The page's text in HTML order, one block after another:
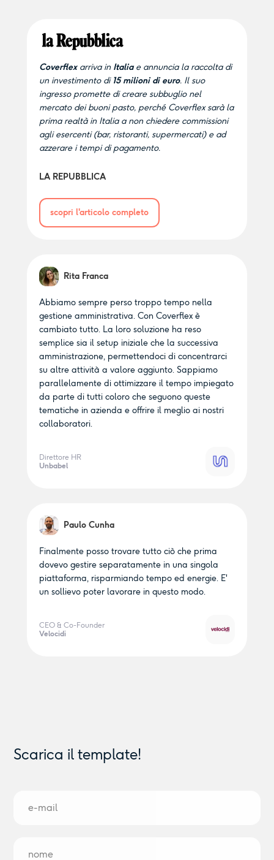
Rita Franca
Abbiamo sempre perso troppo tempo nella
gestione amministrativa. Con Coverflex è
cambiato tutto. La loro soluzione ha reso
semplice sia il setup iniziale che la successiva
amministrazione, permettendoci di concentrarci
su altre attività a valore aggiunto. Sappiamo
parallelamente di ottimizzare il tempo impiegato
da parte di tutti coloro che seguono queste
tematiche in azienda e offrire il meglio ai nostri
collaboratori.
Direttore HR
Unbabel
Paulo Cunha
Finalmente posso trovare tutto ciò che prima
dovevo gestire separatamente in una singola
piattaforma, risparmiando tempo ed energie. E'
un sollievo poter lavorare in questo modo.
CEO & Co-Founder
Velocidi
Coverflex arriva in Italiae annuncia la raccolta di
un investimento di 15 milioni di euro. Il suo
ingresso promette di creare subbuglio nel
mercato dei buoni pasto, perché Coverflex sarà la
prima realtà in Italia a non chiedere commissioni
agli esercenti (bar, ristoranti, supermercati) e ad
azzerare i tempi di pagamento.
LA REPUBBLICA
scopri l'articolo completo
Scarica il template!